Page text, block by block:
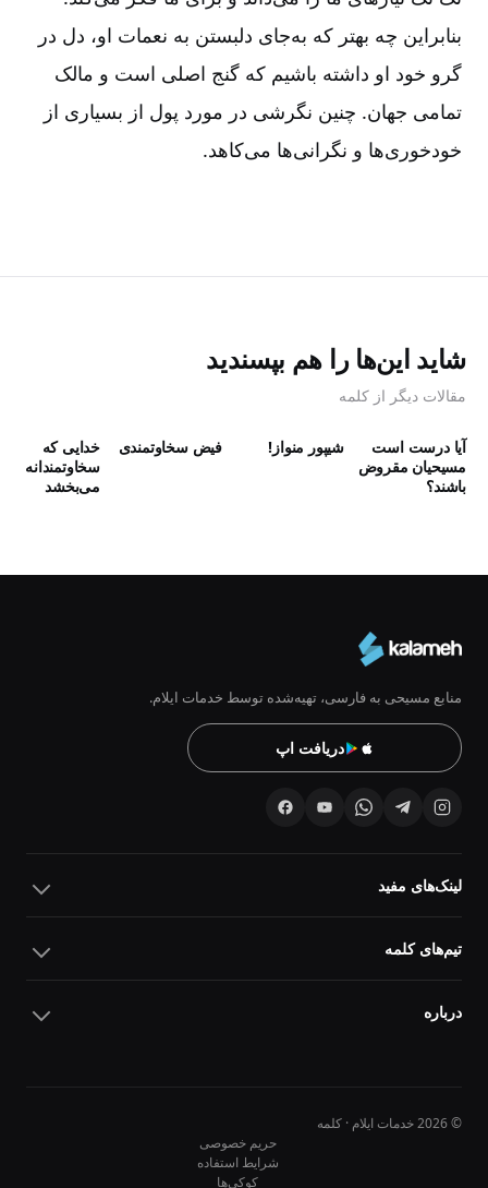
بنابراین چه بهتر که به‌جای دلبستن به نعمات او، دل در
گرو خود او داشته باشیم که گنج اصلی است و مالک
تمامی جهان. چنین نگرشی در مورد پول از بسیاری از
خودخوری‌ها و نگرانی‌ها می‌کاهد.
شاید این‌ها را هم بپسندید
مقالات دیگر از کلمه
آیا درست است
مسیحیان مقروض
باشند؟
شیپور منواز! فیض سخاوتمندی
خدایی که
سخاوتمندانه
می‌بخشد
منابع مسیحی به فارسی، تهیه‌شده توسط خدمات ایلام.
دریافت اپ
لینک‌های مفید
تیم‌های کلمه
درباره
© 2026 خدمات ایلام · کلمه
حریم خصوصی
شرایط استفاده
کوکی‌ها
10